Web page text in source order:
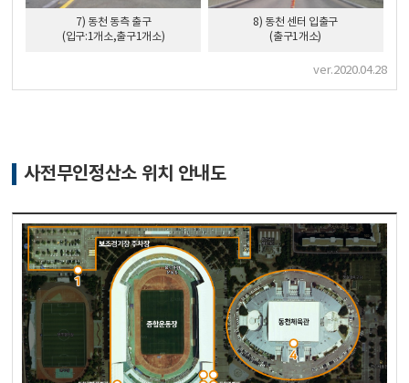
7) 동천 동측 출구
(입구:1개소,출구1개소)
8) 동천 센터 입출구
(출구1개소)
ver.2020.04.28
사전무인정산소 위치 안내도